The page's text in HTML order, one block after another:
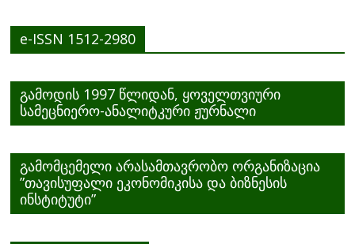
e-ISSN 1512-2980
გამოდის 1997 წლიდან, ყოველთვიური
სამეცნიერო-ანალიტკური ჟურნალი
გამომცემელი არასამთავრობო ორგანიზაცია
”თავისუფალი ეკონომიკისა და ბიზნესის
ინსტიტუტი”